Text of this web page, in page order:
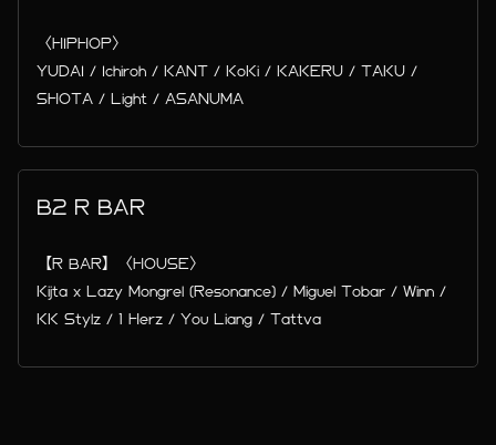
〈HIPHOP〉
YUDAI / Ichiroh / KANT / KoKi / KAKERU / TAKU /
SHOTA / Light / ASANUMA
B2 R BAR
【R BAR】〈HOUSE〉
Kijta x Lazy Mongrel (Resonance) / Miguel Tobar / Winn /
KK Stylz / 1 Herz / You Liang / Tattva